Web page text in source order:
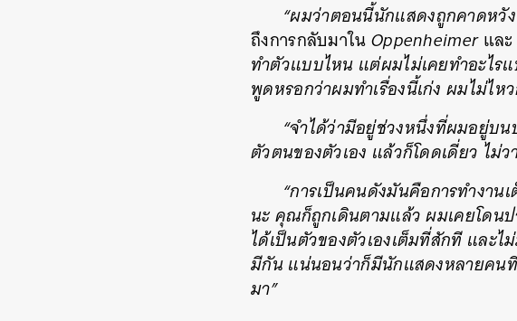
“ผมว่าตอนนี้นักแสดงถูกคาดหวั
ถึงการกลับมาในOppenheimerและ
ทำตัวแบบไหน แต่ผมไม่เคยทำอะไร
พูดหรอกว่าผมทำเรื่องนี้เก่ง ผมไม่ไ
“จำได้ว่ามีอยู่ช่วงหนึ่งที่ผมอยู่บ
ตัวตนของตัวเอง แล้วก็โดดเดี่ยว ไม่ว
“การเป็นคนดังมันคือการทำงา
นะ คุณก็ถูกเดินตามแล้ว ผมเคยโดนป
ได้เป็นตัวของตัวเองเต็มที่สักที และ
มีกัน แน่นอนว่าก็มีนักแสดงหลายคน
มา”